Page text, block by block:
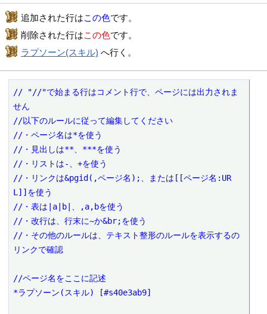
追加された行はこの色です。
削除された行はこの色です。
ラプソーン(スキル) へ行く。
// "//"で始まる行はコメント行で、ページには出力されま
せん
//以下のルールに従って編集してください
//・ページ名は*を使う
//・見出しは**、***を使う
//・リストは-、+を使う
//・リンクは&pgid(,ページ名);、または[[ページ名:UR
L]]を使う
//・表は|a|b|、,a,bを使う
//・改行は、行末に~か&br;を使う
//・その他のルールは、テキスト整形のルールを表示するの
リンクで確認
//ページ名をここに記述
*ラプソーン(スキル) [#s40e3ab9]